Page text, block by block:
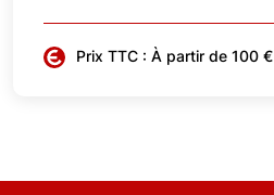
Prix TTC : À partir de 100 €